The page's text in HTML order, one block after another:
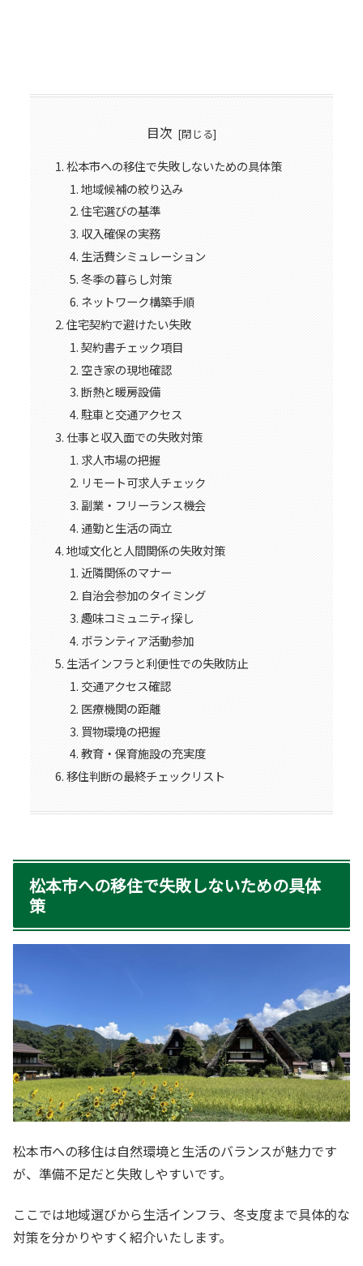
目次
松本市への移住で失敗しないための具体策
地域候補の絞り込み
住宅選びの基準
収入確保の実務
生活費シミュレーション
冬季の暮らし対策
ネットワーク構築手順
住宅契約で避けたい失敗
契約書チェック項目
空き家の現地確認
断熱と暖房設備
駐車と交通アクセス
仕事と収入面での失敗対策
求人市場の把握
リモート可求人チェック
副業・フリーランス機会
通勤と生活の両立
地域文化と人間関係の失敗対策
近隣関係のマナー
自治会参加のタイミング
趣味コミュニティ探し
ボランティア活動参加
生活インフラと利便性での失敗防止
交通アクセス確認
医療機関の距離
買物環境の把握
教育・保育施設の充実度
移住判断の最終チェックリスト
松本市への移住で失敗しないための具体
策
松本市への移住は自然環境と生活のバランスが魅力です
が、準備不足だと失敗しやすいです。
ここでは地域選びから生活インフラ、冬支度まで具体的な
対策を分かりやすく紹介いたします。